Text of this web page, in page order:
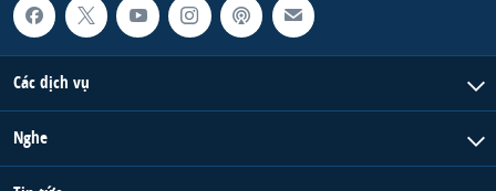
Các dịch vụ
Nghe